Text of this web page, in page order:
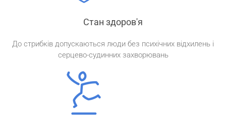
Стан здоров'я
До стрибків допускаються люди без психічних відхилень і
серцево-судинних захворювань